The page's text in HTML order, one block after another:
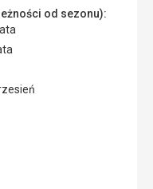
od sezonu):